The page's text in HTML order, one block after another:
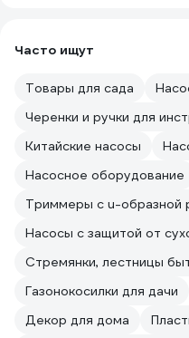
Часто ищут
Товары для сада
Черенки и ручки для
Китайские насосы
Насосное оборудование
Триммеры с u-образной
Насосы с защитой от
Стремянки, лестницы
Газонокосилки для дачи
Декор для дома